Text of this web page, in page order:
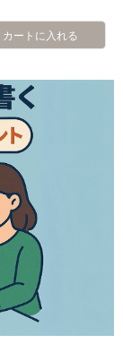
カートに入れる